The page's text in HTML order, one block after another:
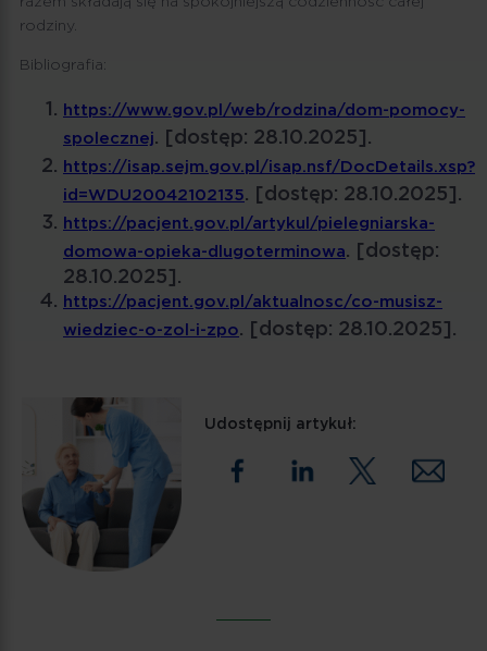
rodziny.
Bibliografia:
https://www.gov.pl/web/rodzina/dom-pomocy-
spolecznej. [dostęp: 28.10.2025].
https://isap.sejm.gov.pl/isap.nsf/DocDetails.xsp?
id=WDU20042102135. [dostęp: 28.10.2025].
https://pacjent.gov.pl/artykul/pielegniarska-
domowa-opieka-dlugoterminowa. [dostęp:
28.10.2025].
https://pacjent.gov.pl/aktualnosc/co-musisz-
wiedziec-o-zol-i-zpo. [dostęp: 28.10.2025].
Udostępnij artykuł: